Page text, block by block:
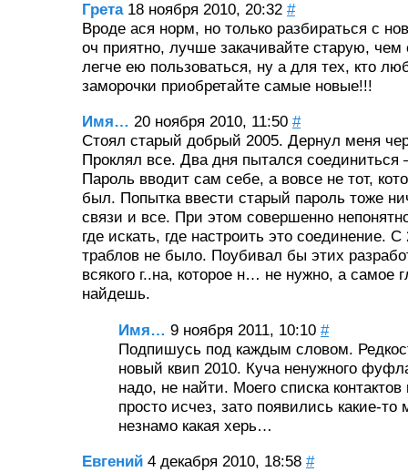
Грета 18 ноября 2010, 20:32 #
Вроде ася норм, но только разбираться с
оч приятно, лучше закачивайте старую,
легче ею пользоваться, ну а для тех, кто
заморочки приобретайте самые новые!!!
Имя… 20 ноября 2010, 11:50 #
Стоял старый добрый 2005. Дернул меня
Проклял все. Два дня пытался соединиться
Пароль вводит сам себе, а вовсе не тот,
был. Попытка ввести старый пароль тоже
связи и все. При этом совершенно
где искать, где настроить это соединение. С
траблов не было. Поубивал бы этих
всякого г..на, которое н… не нужно, а самое
найдешь.
Имя… 9 ноября 2011, 10:10 #
Подпишусь под каждым словом.
новый квип 2010. Куча ненужного
надо, не найти. Моего списка
просто исчез, зато появились какие-
незнамо какая херь…
Евгений 4 декабря 2010, 18:58 #